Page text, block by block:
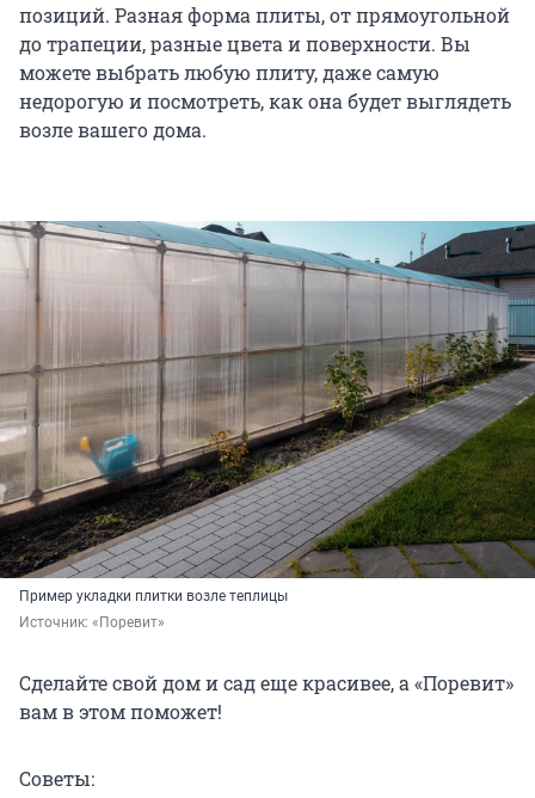
позиций. Разная форма плиты, от прямоугольной
до трапеции, разные цвета и поверхности. Вы
можете выбрать любую плиту, даже самую
недорогую и посмотреть, как она будет выглядеть
возле вашего дома.
Пример укладки плитки возле теплицы
Источник: «Поревит»
Сделайте свой дом и сад еще красивее, а «Поревит»
вам в этом поможет!
Советы: